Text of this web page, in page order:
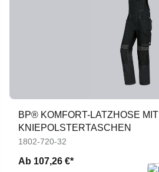
BP® KOMFORT-LATZHOSE MIT
KNIEPOLSTERTASCHEN
1802-720-32
Ab 107,26 €*